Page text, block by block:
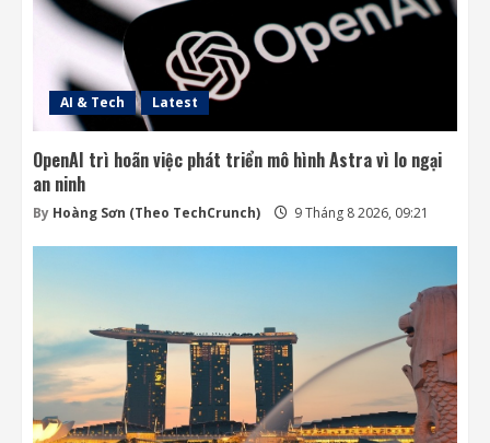
AI & Tech Latest
OpenAI trì hoãn việc phát triển mô hình Astra vì lo ngại
an ninh
By Hoàng Sơn (Theo TechCrunch) 9 Tháng 8 2026, 09:21